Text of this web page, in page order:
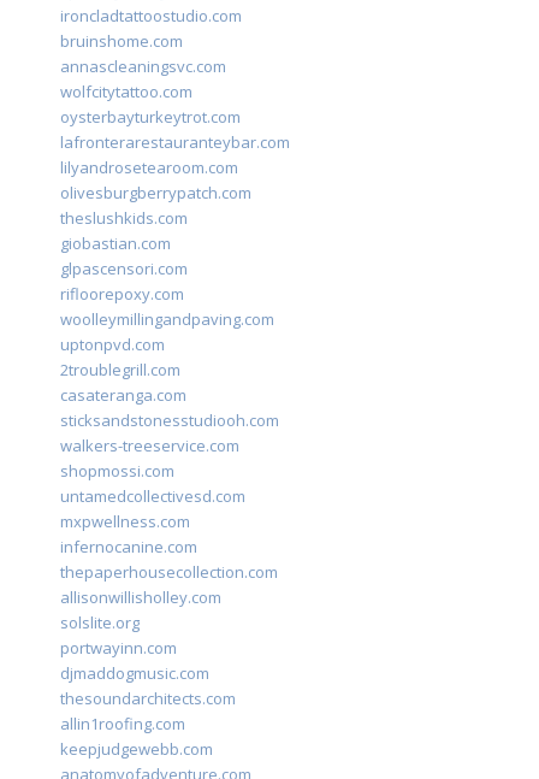
ironcladtattoostudio.com
bruinshome.com
annascleaningsvc.com
wolfcitytattoo.com
oysterbayturkeytrot.com
lafronterarestauranteybar.com
lilyandrosetearoom.com
olivesburgberrypatch.com
theslushkids.com
giobastian.com
glpascensori.com
rifloorepoxy.com
woolleymillingandpaving.com
uptonpvd.com
2troublegrill.com
casateranga.com
sticksandstonesstudiooh.com
walkers-treeservice.com
shopmossi.com
untamedcollectivesd.com
mxpwellness.com
infernocanine.com
thepaperhousecollection.com
allisonwillisholley.com
solslite.org
portwayinn.com
djmaddogmusic.com
thesoundarchitects.com
allin1roofing.com
keepjudgewebb.com
anatomyofadventure.com